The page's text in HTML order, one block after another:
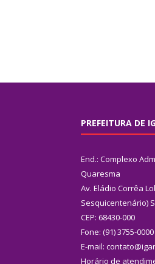
PREFEITURA DE
End.: Complexo
Quaresma
Av. Eládio Corrêa
Sesquicentenário)
CEP: 68430-000
Fone: (91) 3755-0000
E-mail:
Horário de